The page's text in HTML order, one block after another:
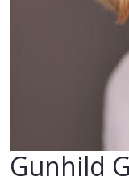
Gunhild